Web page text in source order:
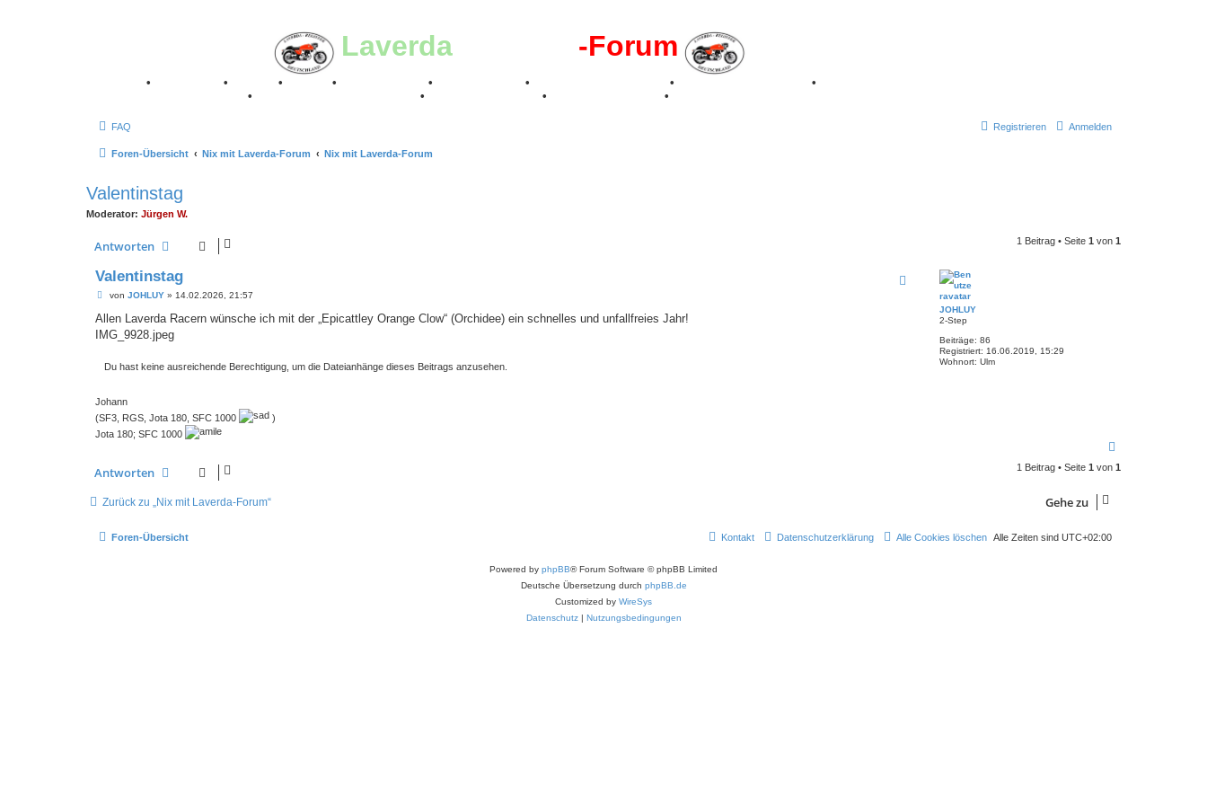
Laverda -Forum
• • • • • • •
•
• • • •
FAQ Anmelden
Registrieren
Foren-Übersicht Nix mit Laverda-Forum Nix mit Laverda-Forum
Valentinstag
Moderator: Jürgen W.
Antworten 1 Beitrag • Seite 1 von 1
JOHLUY
2-Step
Beiträge: 86
Registriert: 16.06.2019, 15:29
Wohnort: Ulm
Valentinstag
B
i
r
von JOHLUY» 14.02.2026, 21:57
Allen Laverda Racern wünsche ich mit der „Epicattley Orange Clow“ (Orchidee) ein schnelles und unfallfreies Jahr!
IMG_9928.jpeg
Du hast keine ausreichende Berechtigung, um die Dateianhänge dieses Beitrags anzusehen.
Johann
(SF3, RGS, Jota 180, SFC 1000
)
Jota 180; SFC 1000
c
Antworten 1 Beitrag • Seite 1 von 1
Zurück zu „Nix mit Laverda-Forum“ Gehe zu
Foren-Übersicht Alle Zeiten sind UTC+02:00
Alle Cookies löschen
Datenschutzerklärung
Kontakt
Powered by phpBB® Forum Software © phpBB Limited
Deutsche Übersetzung durch phpBB.de
Customized by WireSys
Datenschutz| Nutzungsbedingungen